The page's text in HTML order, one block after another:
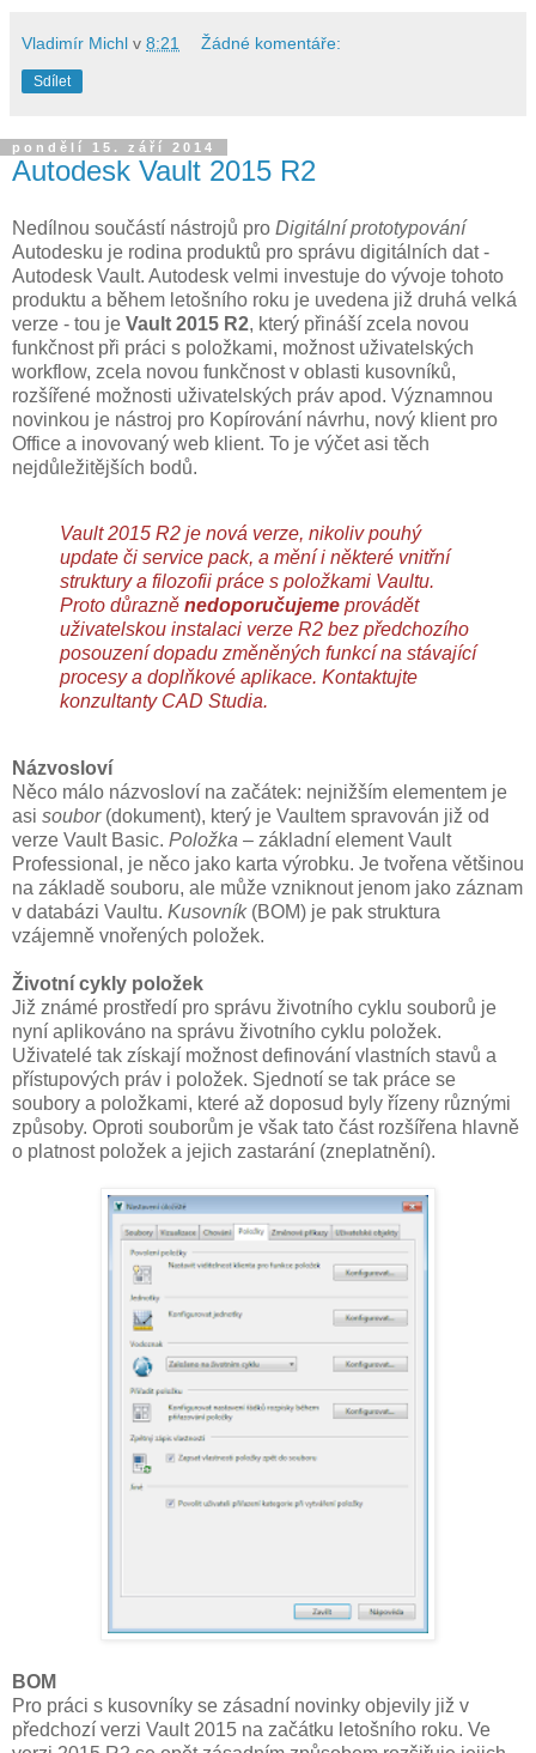
Vladimír Michl v 8:21 Žádné komentáře:
Sdílet
pondělí 15. září 2014
Autodesk Vault 2015 R2
Nedílnou součástí nástrojů pro Digitální prototypování
Autodesku je rodina produktů pro správu digitálních dat -
Autodesk Vault. Autodesk velmi investuje do vývoje tohoto
produktu a během letošního roku je uvedena již druhá velká
verze - tou je Vault 2015 R2, který přináší zcela novou
funkčnost při práci s položkami, možnost uživatelských
workflow, zcela novou funkčnost v oblasti kusovníků,
rozšířené možnosti uživatelských práv apod. Významnou
novinkou je nástroj pro Kopírování návrhu, nový klient pro
Office a inovovaný web klient. To je výčet asi těch
nejdůležitějších bodů.
Vault 2015 R2 je nová verze, nikoliv pouhý
update či service pack, a mění i některé vnitřní
struktury a filozofii práce s položkami Vaultu.
Proto důrazně nedoporučujeme provádět
uživatelskou instalaci verze R2 bez předchozího
posouzení dopadu změněných funkcí na stávající
procesy a doplňkové aplikace. Kontaktujte
konzultanty CAD Studia.
Názvosloví
Něco málo názvosloví na začátek: nejnižším elementem je
asi soubor(dokument), který je Vaultem spravován již od
verze Vault Basic. Položka – základní element Vault
Professional, je něco jako karta výrobku. Je tvořena většinou
na základě souboru, ale může vzniknout jenom jako záznam
v databázi Vaultu. Kusovník(BOM) je pak struktura
vzájemně vnořených položek.
Životní cykly položek
Již známé prostředí pro správu životního cyklu souborů je
nyní aplikováno na správu životního cyklu položek.
Uživatelé tak získají možnost definování vlastních stavů a
přístupových práv i položek. Sjednotí se tak práce se
soubory a položkami, které až doposud byly řízeny různými
způsoby. Oproti souborům je však tato část rozšířena hlavně
o platnost položek a jejich zastarání (zneplatnění).
BOM
Pro práci s kusovníky se zásadní novinky objevily již v
předchozí verzi Vault 2015 na začátku letošního roku. Ve